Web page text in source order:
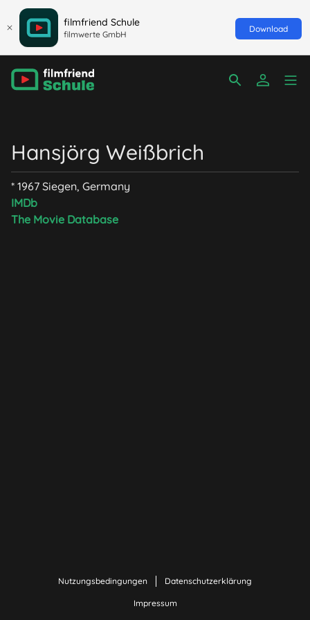
filmfriend Schule
filmwerte GmbH
Download
Hansjörg Weißbrich
* 1967 Siegen, Germany
IMDb
The Movie Database
Nutzungsbedingungen Datenschutzerklärung
Impressum